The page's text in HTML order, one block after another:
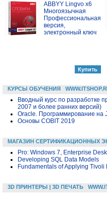
ABBYY Lingvo x6
Многоязычная
Профессиональная
версия,
электронный ключ
КУРСЫ ОБУЧЕНИЯ
Вводный курс по разработке
2007 и более ранних версий)
Oracle. Программирование на
Основы COBIT 2019
МАГАЗИН СЕРТИФИКАЦИОННЫХ
Pro: Windows 7, Enterprise
Developing SQL Data Models
Fundamentals of Applying
3D ПРИНТЕРЫ | 3D ПЕЧАТЬ